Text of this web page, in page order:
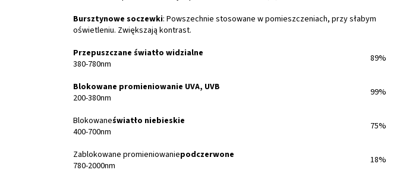
Bursztynowe soczewki: Powszechnie stosowane w pomieszczeniach, przy słabym
oświetleniu. Zwiększają kontrast.
Przepuszczane światło widzialne
380-780nm
89%
Blokowane promieniowanie UVA, UVB
200-380nm
99%
Blokowaneświatło niebieskie
400-700nm
75%
Zablokowane promieniowaniepodczerwone
780-2000nm
18%